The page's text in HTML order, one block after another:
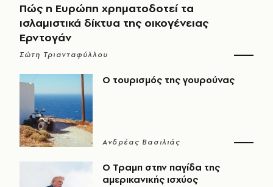
Πώς η Ευρώπη χρηματοδοτεί τα
ισλαμιστικά δίκτυα της οικογένειας
Ερντογάν
Σώτη Τριανταφύλλου
Ο τουρισμός της γουρούνας
Ανδρέας Βασιλιάς
Ο Τραμπ στην παγίδα της
αμερικανικής ισχύος